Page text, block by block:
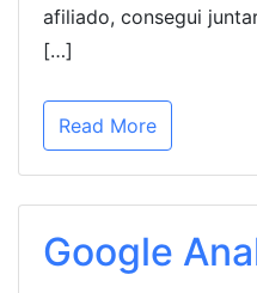
afiliado, consegui
[…]
Read More
Google